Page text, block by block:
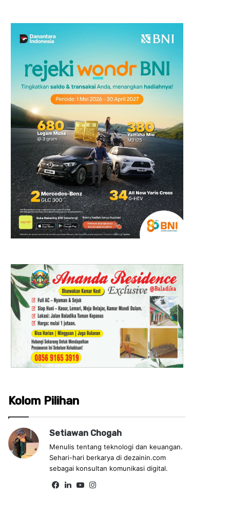
Kolom Pilihan
Setiawan Chogah
Menulis tentang teknologi dan keuangan.
Sehari-hari berkarya di dezainin.com
sebagai konsultan komunikasi digital.
Fa Lin Yo